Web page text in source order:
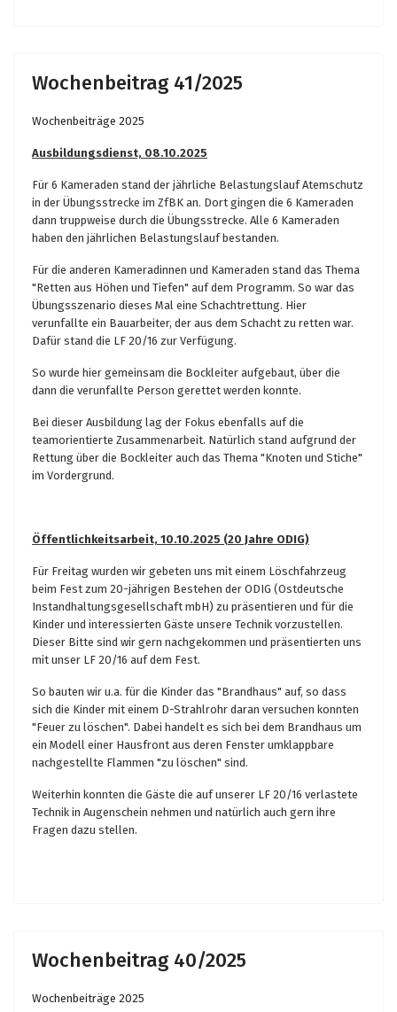
Wochenbeitrag 41/2025
Wochenbeiträge 2025
Ausbildungsdienst, 08.10.2025
Für 6 Kameraden stand der jährliche Belastungslauf Atemschutz
in der Übungsstrecke im ZfBK an. Dort gingen die 6 Kameraden
dann truppweise durch die Übungsstrecke. Alle 6 Kameraden
haben den jährlichen Belastungslauf bestanden.
Für die anderen Kameradinnen und Kameraden stand das Thema
"Retten aus Höhen und Tiefen" auf dem Programm. So war das
Übungsszenario dieses Mal eine Schachtrettung. Hier
verunfallte ein Bauarbeiter, der aus dem Schacht zu retten war.
Dafür stand die LF 20/16 zur Verfügung.
So wurde hier gemeinsam die Bockleiter aufgebaut, über die
dann die verunfallte Person gerettet werden konnte.
Bei dieser Ausbildung lag der Fokus ebenfalls auf die
teamorientierte Zusammenarbeit. Natürlich stand aufgrund der
Rettung über die Bockleiter auch das Thema "Knoten und Stiche"
im Vordergrund.
Öffentlichkeitsarbeit, 10.10.2025 (20 Jahre ODIG)
Für Freitag wurden wir gebeten uns mit einem Löschfahrzeug
beim Fest zum 20-jährigen Bestehen der ODIG (Ostdeutsche
Instandhaltungsgesellschaft mbH) zu präsentieren und für die
Kinder und interessierten Gäste unsere Technik vorzustellen.
Dieser Bitte sind wir gern nachgekommen und präsentierten uns
mit unser LF 20/16 auf dem Fest.
So bauten wir u.a. für die Kinder das "Brandhaus" auf, so dass
sich die Kinder mit einem D-Strahlrohr daran versuchen konnten
"Feuer zu löschen". Dabei handelt es sich bei dem Brandhaus um
ein Modell einer Hausfront aus deren Fenster umklappbare
nachgestellte Flammen "zu löschen" sind.
Weiterhin konnten die Gäste die auf unserer LF 20/16 verlastete
Technik in Augenschein nehmen und natürlich auch gern ihre
Fragen dazu stellen.
Wochenbeitrag 40/2025
Wochenbeiträge 2025